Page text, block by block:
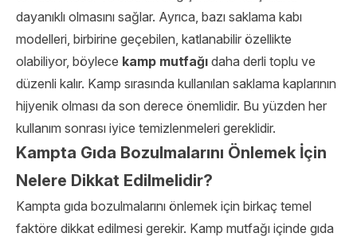
dayanıklı olmasını sağlar. Ayrıca, bazı saklama kabı
modelleri, birbirine geçebilen, katlanabilir özellikte
olabiliyor, böylece kamp mutfağı daha derli toplu ve
düzenli kalır. Kamp sırasında kullanılan saklama kaplarının
hijyenik olması da son derece önemlidir. Bu yüzden her
kullanım sonrası iyice temizlenmeleri gereklidir.
Kampta Gıda Bozulmalarını Önlemek İçin
Nelere Dikkat Edilmelidir?
Kampta gıda bozulmalarını önlemek için birkaç temel
faktöre dikkat edilmesi gerekir. Kamp mutfağı içinde gıda